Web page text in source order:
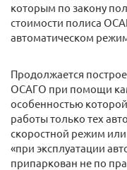
которым по закону
стоимости полиса
автоматическом
Продолжается
ОСАГО при помощи
особенностью
работы только тех
скоростной режим
«при эксплуатации
припаркован не по